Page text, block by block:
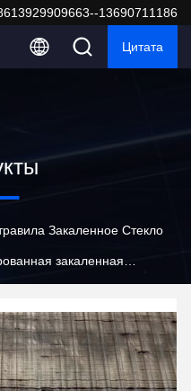
13690711186
Цитата
Закаленное Стекло
закаленная